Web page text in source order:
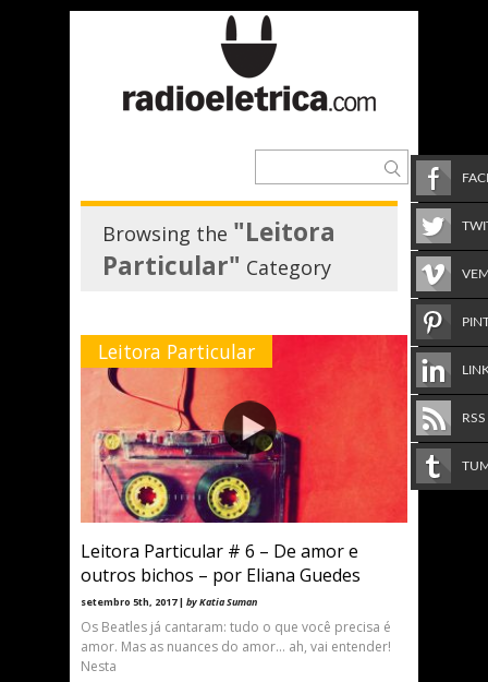
Browsing the "Leitora
Particular" Category
Leitora Particular
Leitora Particular # 6 – De amor e
outros bichos – por Eliana Guedes
setembro 5th, 2017 | by Katia Suman
Os Beatles já cantaram: tudo o que você precisa é
amor. Mas as nuances do amor… ah, vai entender!
Nesta
RSS